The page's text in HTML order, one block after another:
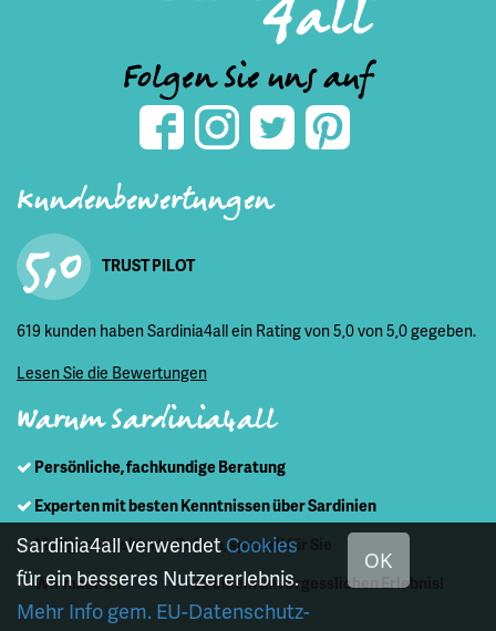
Folgen Sie uns auf
Kundenbewertungen
5,0 TRUST PILOT
619 kunden haben Sardinia4all ein Rating von 5,0 von 5,0 gegeben.
Lesen Sie die Bewertungen
Warum Sardinia4all
Persönliche, fachkundige Beratung
Experten mit besten Kenntnissen über Sardinien
Maßgeschneiderte Reisen, speziell für Sie
Wir machenSardinienzu einem unvergesslichen Erlebnis!
Sardinia4all verwendetCookies
für ein besseres Nutzererlebnis.
Mehr Info gem. EU-Datenschutz-
OK